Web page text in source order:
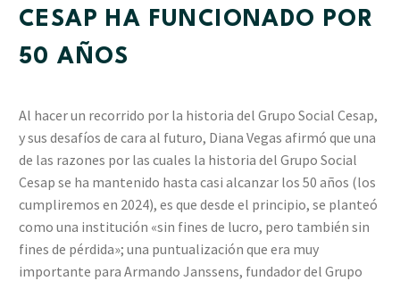
CESAP HA FUNCIONADO POR
50 AÑOS
Al hacer un recorrido por la historia del Grupo Social Cesap,
y sus desafíos de cara al futuro, Diana Vegas afirmó que una
de las razones por las cuales la historia del Grupo Social
Cesap se ha mantenido hasta casi alcanzar los 50 años (los
cumpliremos en 2024), es que desde el principio, se planteó
como una institución «sin fines de lucro, pero también sin
fines de pérdida»; una puntualización que era muy
importante para Armando Janssens, fundador del Grupo